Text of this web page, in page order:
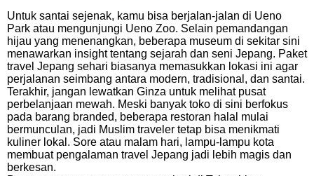
Untuk santai sejenak, kamu bisa berjalan-jalan di Ueno
Park atau mengunjungi Ueno Zoo. Selain pemandangan
hijau yang menenangkan, beberapa museum di sekitar sini
menawarkan insight tentang sejarah dan seni Jepang. Paket
travel Jepang sehari biasanya memasukkan lokasi ini agar
perjalanan seimbang antara modern, tradisional, dan santai.
Terakhir, jangan lewatkan Ginza untuk melihat pusat
perbelanjaan mewah. Meski banyak toko di sini berfokus
pada barang branded, beberapa restoran halal mulai
bermunculan, jadi Muslim traveler tetap bisa menikmati
kuliner lokal. Sore atau malam hari, lampu-lampu kota
membuat pengalaman travel Jepang jadi lebih magis dan
berkesan.